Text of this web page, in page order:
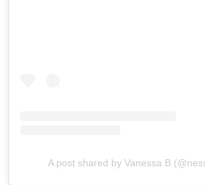
A post shared by Vanessa B